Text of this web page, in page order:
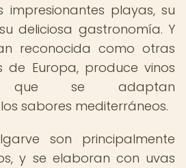
playas, su
deliciosa gastronomía. Y
reconocida como otras
de Europa, produce vinos
que se adaptan
sabores mediterráneos.
son principalmente
y se elaboran con uvas